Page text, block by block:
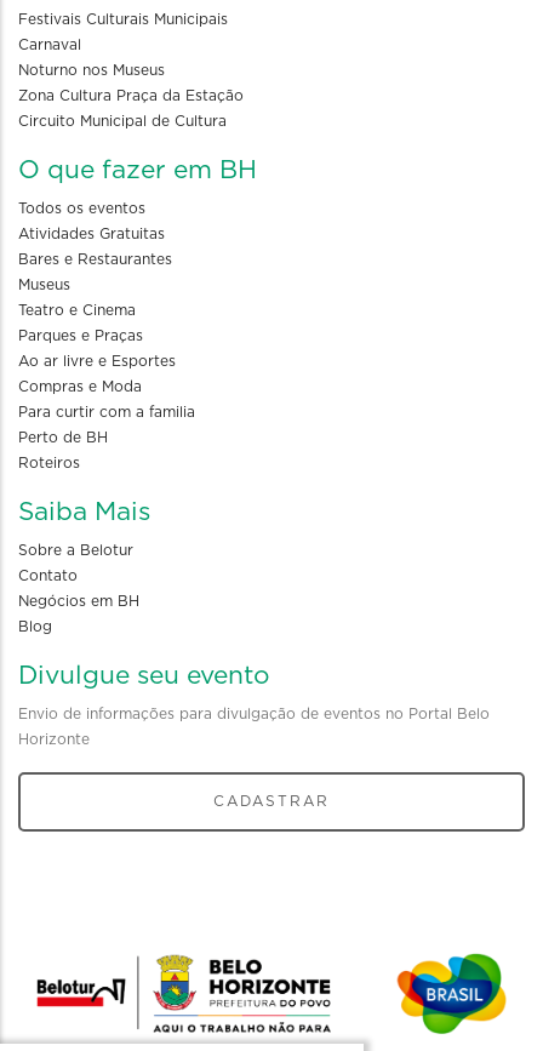
Festivais Culturais Municipais
Carnaval
Noturno nos Museus
Zona Cultura Praça da Estação
Circuito Municipal de Cultura
O que fazer em BH
Todos os eventos
Atividades Gratuitas
Bares e Restaurantes
Museus
Teatro e Cinema
Parques e Praças
Ao ar livre e Esportes
Compras e Moda
Para curtir com a familia
Perto de BH
Roteiros
Saiba Mais
Sobre a Belotur
Contato
Negócios em BH
Blog
Divulgue seu evento
Envio de informações para divulgação de eventos no Portal Belo
Horizonte
CADASTRAR